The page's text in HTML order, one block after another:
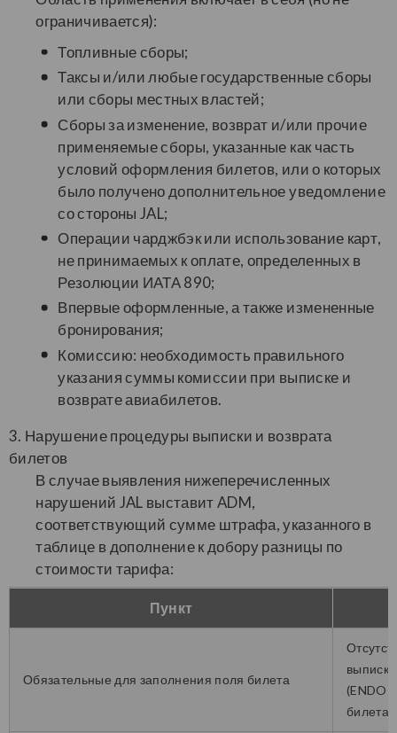
ограничивается):
Топливные сборы;
Таксы и/или любые государственные сборы
или сборы местных властей;
Сборы за изменение, возврат и/или прочие
применяемые сборы, указанные как часть
условий оформления билетов, или о которых
было получено дополнительное уведомление
со стороны JAL;
Операции чарджбэк или использование карт,
не принимаемых к оплате, определенных в
Резолюции ИАТА 890;
Впервые оформленные, а также измененные
бронирования;
Комиссию: необходимость правильного
указания суммы комиссии при выписке и
возврате авиабилетов.
3. Нарушение процедуры выписки и возврата
билетов
В случае выявления нижеперечисленных
нарушений JAL выставит ADM,
соответствующий сумме штрафа, указанного в
таблице в дополнение к добору разницы по
стоимости тарифа:
Пункт
Обязательные для заполнения поля билета
билета,